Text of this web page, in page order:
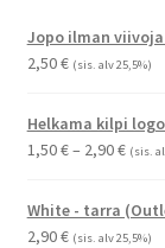
Jopo ilman
2,50€ (sis. alv 25,5%)
Helkama kilpi
1,50€– 2,90€
-
2,90 €
(sis.
White - tarra
2,90€ (sis. alv 25,5%)